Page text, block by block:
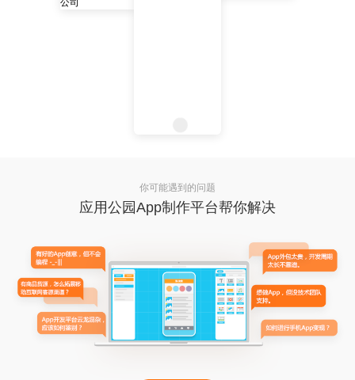
你可能遇到的问题
应用公园App制作平台帮你解决